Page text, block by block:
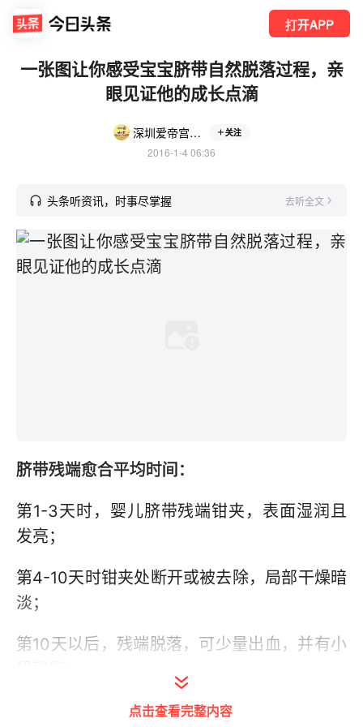
打开APP
一张图让你感受宝宝脐带自然脱落过程，亲
眼见证他的成长点滴
深圳爱帝宫月子中心 关注
2016-1-4 06:36
头条听资讯，时事尽掌握 去听全文
脐带残端愈合平均时间：
第1-3天时，婴儿脐带残端钳夹，表面湿润且
发亮；
第4-10天时钳夹处断开或被去除，局部干燥暗
淡；
第10天以后，残端脱落，可少量出血，并有小
残端脱落后，形成结痂；第14-18天后完全愈
点击查看完整内容